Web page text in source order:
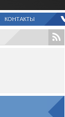
КОНТАКТЫ